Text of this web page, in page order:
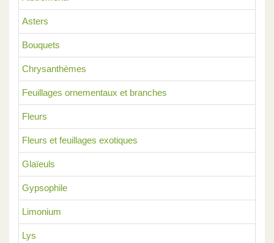
Asters
Bouquets
Chrysanthèmes
Feuillages ornementaux et branches
Fleurs
Fleurs et feuillages exotiques
Glaïeuls
Gypsophile
Limonium
Lys